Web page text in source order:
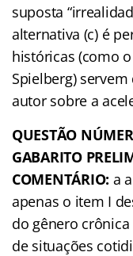
suposta
alternativa (c) é
históricas (como
Spielberg)
autor sobre a
QUESTÃO
GABARITO
COMENTÁRIO: a
apenas o item I
do gênero
de situações